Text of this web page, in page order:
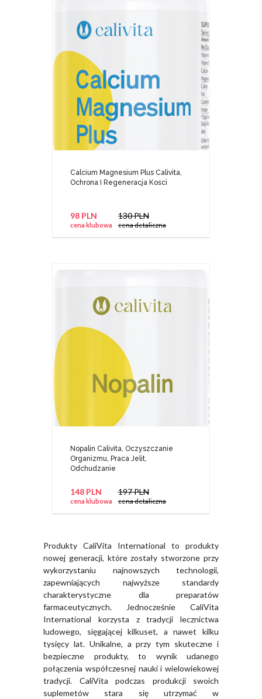
Calcium Magnesium Plus Calivita,
Ochrona I Regeneracja Kości
98 PLN
cena klubowa
130 PLN
cena detaliczna
Nopalin Calivita, Oczyszczanie
Organizmu, Praca Jelit,
Odchudzanie
148 PLN
cena klubowa
197 PLN
cena detaliczna
Produkty CaliVita International to produkty
nowej generacji, które zostały stworzone przy
wykorzystaniu najnowszych technologii,
zapewniających najwyższe standardy
charakterystyczne dla preparatów
farmaceutycznych. Jednocześnie CaliVita
International korzysta z tradycji lecznictwa
ludowego, sięgającej kilkuset, a nawet kilku
tysięcy lat. Unikalne, a przy tym skuteczne i
bezpieczne produkty, to wynik udanego
połączenia współczesnej nauki i wielowiekowej
tradycji. CaliVita podczas produkcji swoich
suplemetów stara się utrzymać w